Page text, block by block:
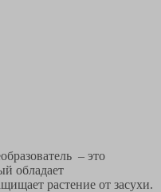
– это
обладает
растение от засухи.